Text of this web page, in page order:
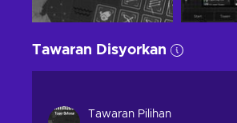
Tawaran Disyorkan
Tawaran Pilihan